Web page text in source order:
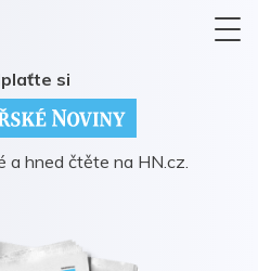
si
a hned čtěte na HN.cz.